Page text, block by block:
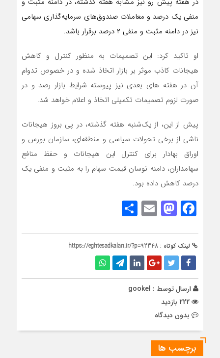
منفی یک درصد و معاملات صندوق‌های سرمایه‌گذاری سهامی
نیز در دامنه مثبت و منفی ۲ درصد برقرار باشد.
او تاکید کرد: این تصمیمات به منظور کنترل و کاهش
هیجانات کاذب موثر بر بازار اتخاذ شده و در خصوص تدوام
آن در هفته های بعدی نیز پیوسته شرایط بازار رصد و در
صورت لزوم تصمیمات تکمیلی اتخاذ و اعلام خواهد شد.
پیش از این، از یک‌شنبه هفته گذشته، در پی بروز هیجانات
ناشی از برخی تحولات سیاسی و منطقه‌ای، سازمان بورس و
اوراق بهادار برای کنترل این هیجانات و حفظ منافع
سهامداران، دامنه نوسان قیمت سهام را به مثبت و منفی یک
درصد کاهش داده بود.
Facebook
Mastodon
Email
لینک کوتاه : https://eghtesadkalan.ir/?p=92348
ارسال توسط : gookel
بدون دیدگاه
برچسب ها